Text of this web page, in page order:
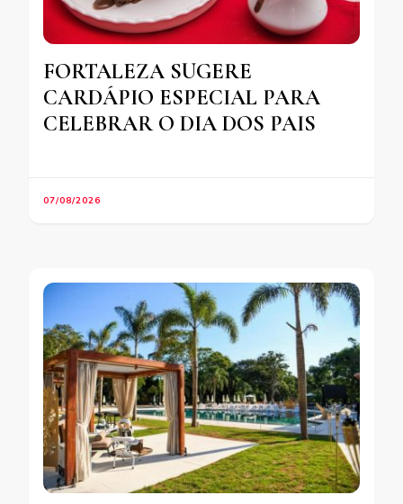
FORTALEZA SUGERE
CARDÁPIO ESPECIAL PARA
CELEBRAR O DIA DOS PAIS
07/08/2026